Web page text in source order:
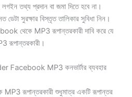
তথ্য প্রদান বা জমা দিতে হবে না।
সুরক্ষার বিস্তৃত তালিকার সুবিধা নিন।
থেকে MP3 রূপান্তরকারী দাবি করে যে
রূপান্তরকারী।
MP3 কনভার্টার ব্যবহার
রূপান্তরকারী শুধুমাত্র একটি রূপান্তর